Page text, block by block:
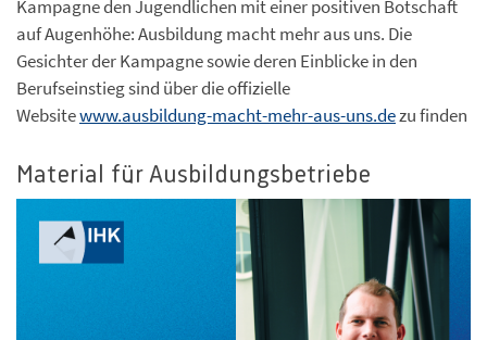
Kampagne den Jugendlichen mit einer positiven Botschaft
auf Augenhöhe: Ausbildung macht mehr aus uns. Die
Gesichter der Kampagne sowie deren Einblicke in den
Berufseinstieg sind über die offizielle
Websitewww.ausbildung-macht-mehr-aus-uns.dezu finden
Material für Ausbildungsbetriebe